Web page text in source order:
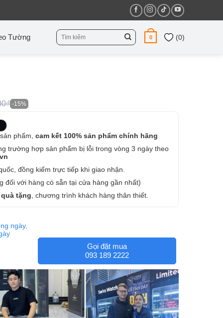
Tường
Tìm
kiếm:
0 (0)
-15%
phẩm, cam kết 100% sản phẩm chính hãng
trường hợp sản phẩm bị lỗi trong vòng 3 ngày theo
đồng kiểm trực tiếp khi giao nhận.
đối với hàng có sẵn tại cửa hàng gần nhất)
tặng , chương trình khách hàng thân thiết.
ngày,
Gọi đặt mua
093 189 2222